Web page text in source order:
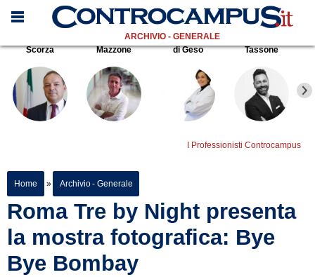
ARCHIVIO - GENERALE
Scorza
Mazzone di Geso Tassone
I Professionisti Controcampus
Home » Archivio - Generale
Roma Tre by Night presenta
la mostra fotografica: Bye
Bye Bombay